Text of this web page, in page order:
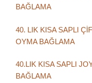
BAĞLAMA
40. LIK KISA SAPLI
OYMA BAĞLAMA
40.LIK KISA SAPLI
BAĞLAMA